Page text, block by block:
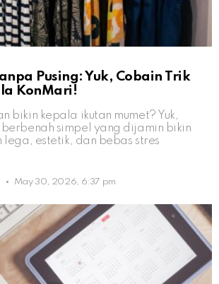
Pusing: Yuk, Cobain Trik
KonMari!
bikin kepala ikutan mumet? Yuk,
simpel yang dijamin bikin
lega, estetik, dan bebas stres
May 30, 2026, 6:37 pm